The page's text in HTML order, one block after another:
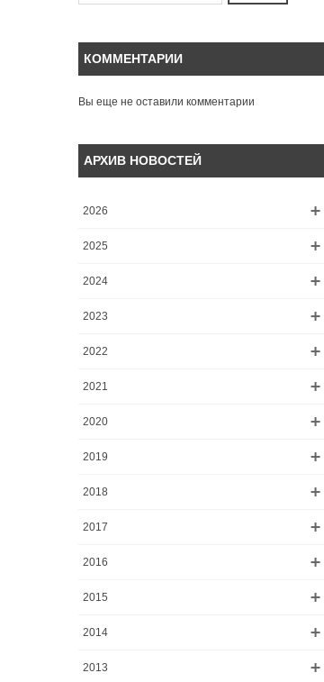
КОММЕНТАРИИ
Вы еще не оставили комментарии
АРХИВ НОВОСТЕЙ
2026
2025
2024
2023
2022
2021
2020
2019
2018
2017
2016
2015
2014
2013